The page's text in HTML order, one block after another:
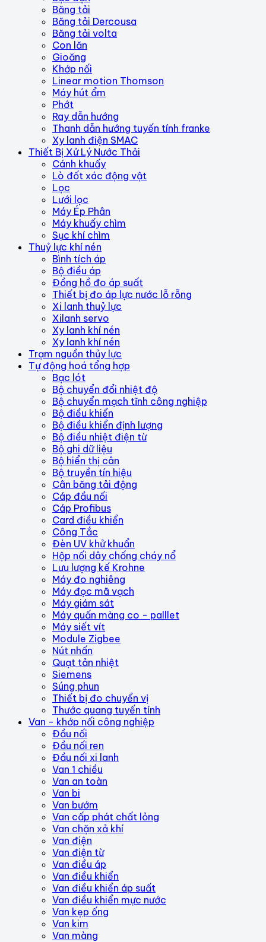
Băng tải
Băng tải Dercousa
Băng tải volta
Con lăn
Gioăng
Khớp nối
Linear motion Thomson
Máy hút ẩm
Phớt
Ray dẫn hướng
Thanh dẫn hướng tuyến tính franke
Xy lanh điện SMAC
Thiết Bị Xử Lý Nước Thải
Cánh khuấy
Lò đốt xác động vật
Lọc
Lưới lọc
Máy Ép Phân
Máy khuấy chìm
Sục khí chìm
Thuỷ lực khí nén
Bình tích áp
Bộ điều áp
Đồng hồ đo áp suất
Thiết bị đo áp lực nước lỗ rỗng
Xi lanh thuỷ lực
Xilanh servo
Xy lanh khí nén
Xy lanh khí nén
Trạm nguồn thủy lực
Tự động hoá tổng hợp
Bạc lót
Bộ chuyển đổi nhiệt độ
Bộ chuyển mạch tĩnh công nghiệp
Bộ điều khiển
Bộ điều khiển định lượng
Bộ điều nhiệt điện từ
Bộ ghi dữ liệu
Bộ hiển thị cân
Bộ truyền tín hiệu
Cân băng tải động
Cáp đầu nối
Cáp Profibus
Card điều khiển
Công Tắc
Đèn UV khử khuẩn
Hộp nối dây chống cháy nổ
Lưu lượng kế Krohne
Máy đo nghiêng
Máy đọc mã vạch
Máy giám sát
Máy quấn màng co - palllet
Máy siết vít
Module Zigbee
Nút nhấn
Quạt tản nhiệt
Siemens
Súng phun
Thiết bị đo chuyển vị
Thước quang tuyến tính
Van - khớp nối công nghiệp
Đầu nối
Đầu nối ren
Đầu nối xi lanh
Van 1 chiều
Van an toàn
Van bi
Van bướm
Van cấp phát chất lỏng
Van chặn xả khí
Van điện
Van điện từ
Van điều áp
Van điều khiển
Van điều khiển áp suất
Van điều khiển mực nước
Van kẹp ống
Van kim
Van màng